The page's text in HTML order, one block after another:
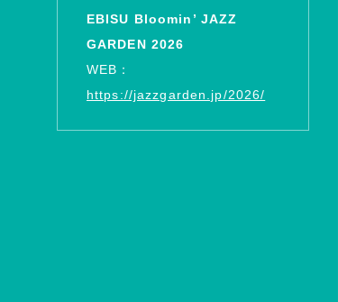
EBISU Bloomin’ JAZZ
GARDEN 2026
WEB：
https://jazzgarden.jp/2026/